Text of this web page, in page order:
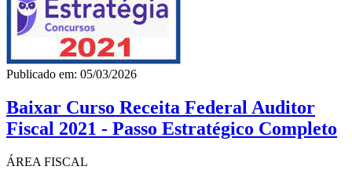
Publicado em: 05/03/2026
Baixar Curso Receita Federal Auditor
Fiscal 2021 - Passo Estratégico Completo
ÁREA FISCAL